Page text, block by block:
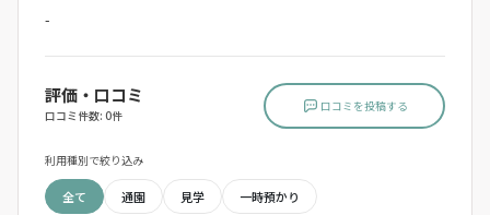
-
評価・口コミ
口コミ件数: 0件
口コミを投稿する
利用種別で絞り込み
全て 通園 見学 一時預かり